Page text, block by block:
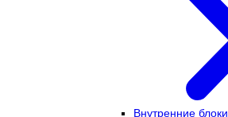
Внутренние блоки